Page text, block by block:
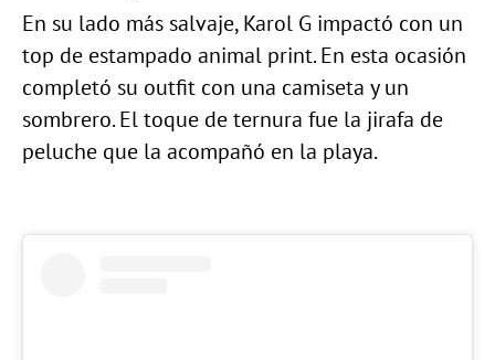
En su lado más salvaje, Karol G impactó con un
top de estampado animal print. En esta ocasión
completó su outfit con una camiseta y un
sombrero. El toque de ternura fue la jirafa de
peluche que la acompañó en la playa.